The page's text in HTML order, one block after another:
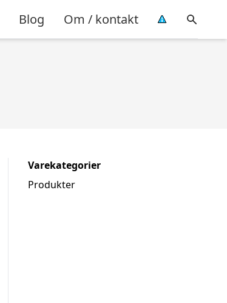
Blog Om / kontakt
Varekategorier
Produkter